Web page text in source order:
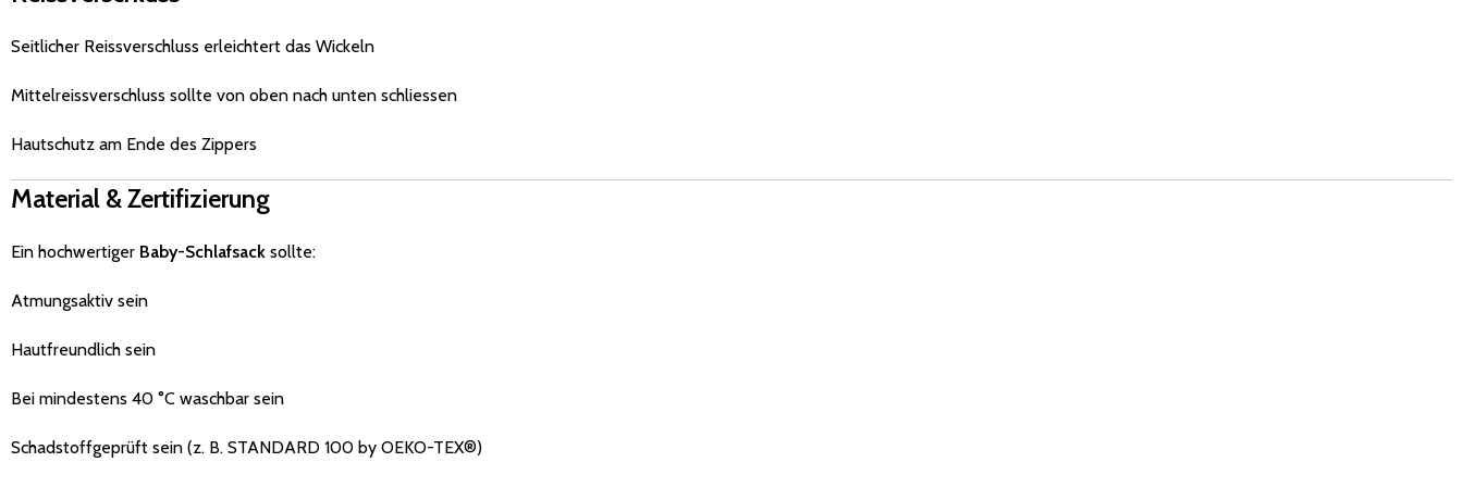
Seitlicher Reissverschluss erleichtert das Wickeln
Mittelreissverschluss sollte von oben nach unten schliessen
Hautschutz am Ende des Zippers
Material & Zertifizierung
Ein hochwertiger Baby-Schlafsack sollte:
Atmungsaktiv sein
Hautfreundlich sein
Bei mindestens 40 °C waschbar sein
Schadstoffgeprüft sein (z. B. STANDARD 100 by OEKO-TEX®)